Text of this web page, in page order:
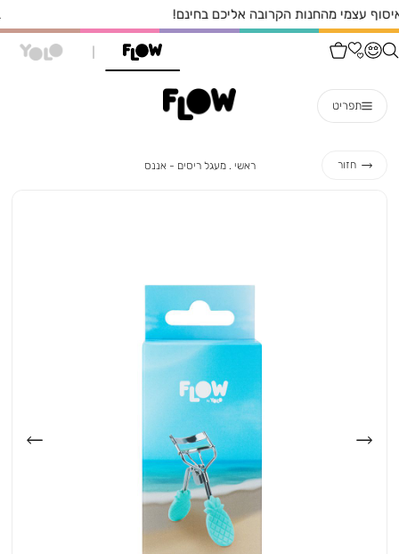
בקניה עד 249 שח משלוח בעלות 29 ש"ח
תפריט
חזור ראשי ראשי
מעגל ריסים - אננס